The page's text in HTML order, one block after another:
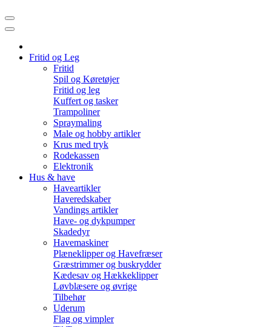
Fritid og Leg
Fritid
Spil og Køretøjer
Fritid og leg
Kuffert og tasker
Trampoliner
Spraymaling
Male og hobby artikler
Krus med tryk
Rodekassen
Elektronik
Hus & have
Haveartikler
Haveredskaber
Vandings artikler
Have- og dykpumper
Skadedyr
Havemaskiner
Plæneklipper og Havefræser
Græstrimmer og buskrydder
Kædesav og Hækkeklipper
Løvblæsere og øvrige
Tilbehør
Uderum
Flag og vimpler